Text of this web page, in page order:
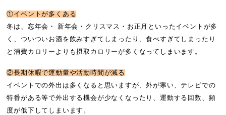
①イベントが多くある
冬は、忘年会・ 新年会・クリスマス・お正月といったイベントが多
く、ついついお酒を飲みすぎてしまったり、食べすぎてしまったり
と消費カロリーよりも摂取カロリーが多くなってしまいます。
②長期休暇で運動量や活動時間が減る
イベントでの外出は多くなると思いますが、外が寒い、テレビでの
特番がある等で外出する機会が少なくなったり、運動する回数、頻
度が低下してしまいます。